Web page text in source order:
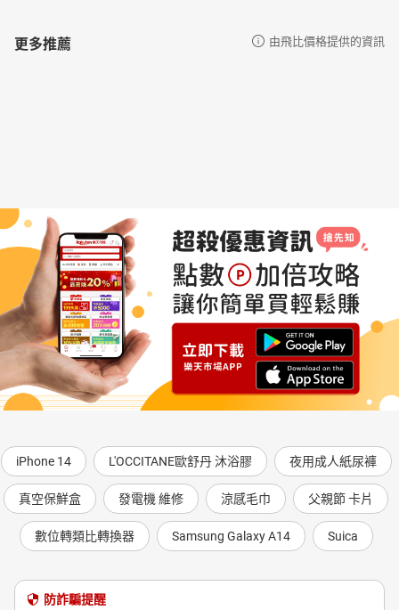
更多推薦 由飛比價格提供的資訊
iPhone 14 L'OCCITANE歐舒丹 沐浴膠 夜用成人紙尿褲
真空保鮮盒 發電機 維修 涼感毛巾 父親節 卡片
數位轉類比轉換器 Samsung Galaxy A14 Suica
防詐騙提醒